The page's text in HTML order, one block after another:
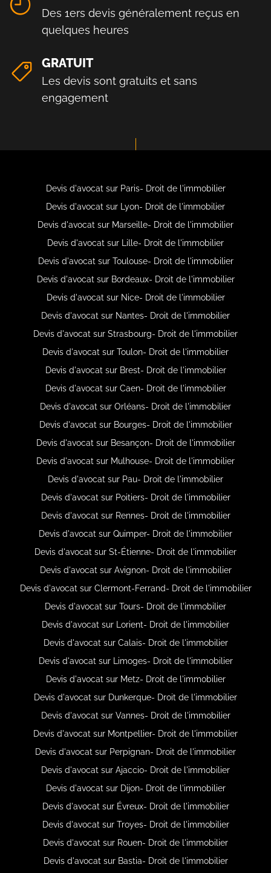
Des 1ers devis généralement reçus en
quelques heures
GRATUIT
Les devis sont gratuits et sans
engagement
Devis d'avocat sur Paris- Droit de l'immobilier
Devis d'avocat sur Lyon- Droit de l'immobilier
Devis d'avocat sur Marseille- Droit de l'immobilier
Devis d'avocat sur Lille- Droit de l'immobilier
Devis d'avocat sur Toulouse- Droit de l'immobilier
Devis d'avocat sur Bordeaux- Droit de l'immobilier
Devis d'avocat sur Nice- Droit de l'immobilier
Devis d'avocat sur Nantes- Droit de l'immobilier
Devis d'avocat sur Strasbourg- Droit de l'immobilier
Devis d'avocat sur Toulon- Droit de l'immobilier
Devis d'avocat sur Brest- Droit de l'immobilier
Devis d'avocat sur Caen- Droit de l'immobilier
Devis d'avocat sur Orléans- Droit de l'immobilier
Devis d'avocat sur Bourges- Droit de l'immobilier
Devis d'avocat sur Besançon- Droit de l'immobilier
Devis d'avocat sur Mulhouse- Droit de l'immobilier
Devis d'avocat sur Pau- Droit de l'immobilier
Devis d'avocat sur Poitiers- Droit de l'immobilier
Devis d'avocat sur Rennes- Droit de l'immobilier
Devis d'avocat sur Quimper- Droit de l'immobilier
Devis d'avocat sur St-Étienne- Droit de l'immobilier
Devis d'avocat sur Avignon- Droit de l'immobilier
Devis d'avocat sur Clermont-Ferrand- Droit de l'immobilier
Devis d'avocat sur Tours- Droit de l'immobilier
Devis d'avocat sur Lorient- Droit de l'immobilier
Devis d'avocat sur Calais- Droit de l'immobilier
Devis d'avocat sur Limoges- Droit de l'immobilier
Devis d'avocat sur Metz- Droit de l'immobilier
Devis d'avocat sur Dunkerque- Droit de l'immobilier
Devis d'avocat sur Vannes- Droit de l'immobilier
Devis d'avocat sur Montpellier- Droit de l'immobilier
Devis d'avocat sur Perpignan- Droit de l'immobilier
Devis d'avocat sur Ajaccio- Droit de l'immobilier
Devis d'avocat sur Dijon- Droit de l'immobilier
Devis d'avocat sur Évreux- Droit de l'immobilier
Devis d'avocat sur Troyes- Droit de l'immobilier
Devis d'avocat sur Rouen- Droit de l'immobilier
Devis d'avocat sur Bastia- Droit de l'immobilier